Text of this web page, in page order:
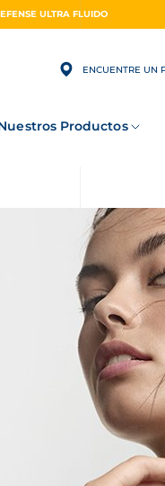
ULTRA FLUIDO
ENCUENTRE UN
Productos